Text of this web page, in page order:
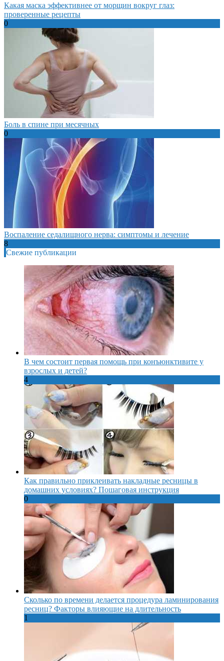
Какая маска эффективнее от морщин вокруг глаз:
проверенные рецепты
0
Боль в спине при месячных
0
Воспаление седалищного нерва: симптомы и лечение
8
Свежие публикации
В чем состоит первая помощь при конъюнктивите у
взрослых и детей?
4
Как правильно приклеивать накладные ресницы в
домашних условиях? Пошаговая инструкция
0
Сколько по времени делается процедура ламинирования
ресниц? Факторы влияющие на длительность
1